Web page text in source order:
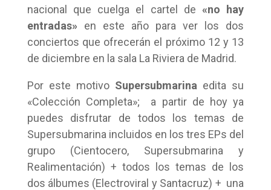
nacional que cuelga el cartel de «no hay
entradas»en este año para ver los dos
conciertos que ofrecerán el próximo 12 y 13
de diciembre en la sala La Riviera de Madrid.
Por este motivo Supersubmarina edita su
«Colección Completa»; a partir de hoy ya
puedes disfrutar de
todos los temas de
Supersubmarina incluidos en los tres EPs del
grupo (Cientocero, Supersubmarina y
Realimentación) + todos los temas de los
dos álbumes (Electroviral y Santacruz) + una